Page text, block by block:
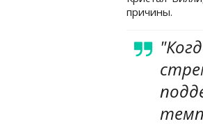
причины.